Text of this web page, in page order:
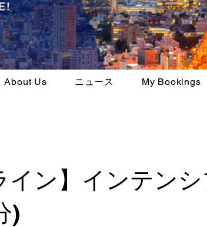
About Us ニュース My Bookings
イン】インテン
)